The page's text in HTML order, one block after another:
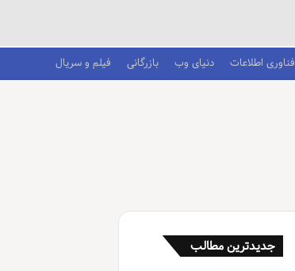
فناوری اطلاعات دنیای وب بازرگانی فیلم و سریال
جدیدترین مطالب